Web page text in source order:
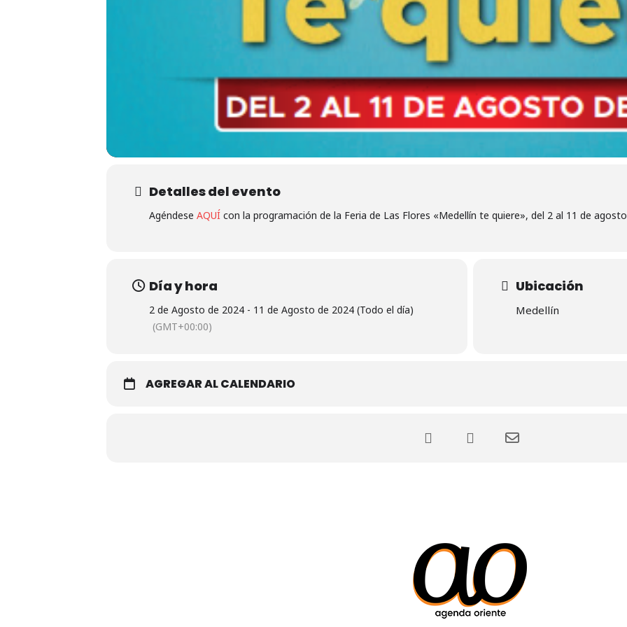
Detalles del evento
Agéndese AQUÍ con la programación de la Feria de Las Flores «Medellín te quiere», del 2 al 11 de agosto
Día y hora
2 de Agosto de 2024 - 11 de Agosto de 2024 (Todo el día)
(GMT+00:00)
Ubicación
Medellín
AGREGAR AL CALENDARIO